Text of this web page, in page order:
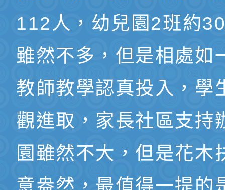
112人，幼兒園2班約
雖然不多，但是相處如
教師教學認真投入，學
觀進取，家長社區支持
園雖然不大，但是花木